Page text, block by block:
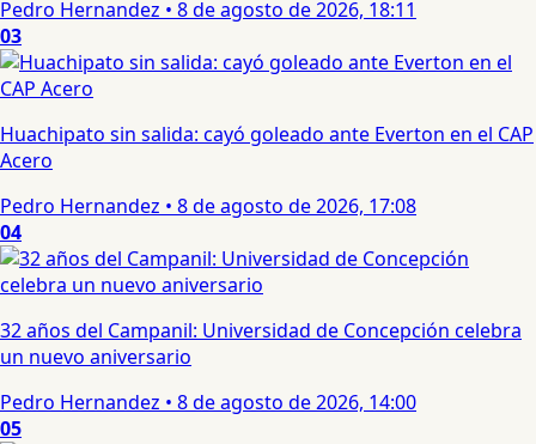
Pedro Hernandez • 8 de agosto de 2026, 18:11
03
Huachipato sin salida: cayó goleado ante Everton en el CAP
Acero
Pedro Hernandez • 8 de agosto de 2026, 17:08
04
32 años del Campanil: Universidad de Concepción celebra
un nuevo aniversario
Pedro Hernandez • 8 de agosto de 2026, 14:00
05